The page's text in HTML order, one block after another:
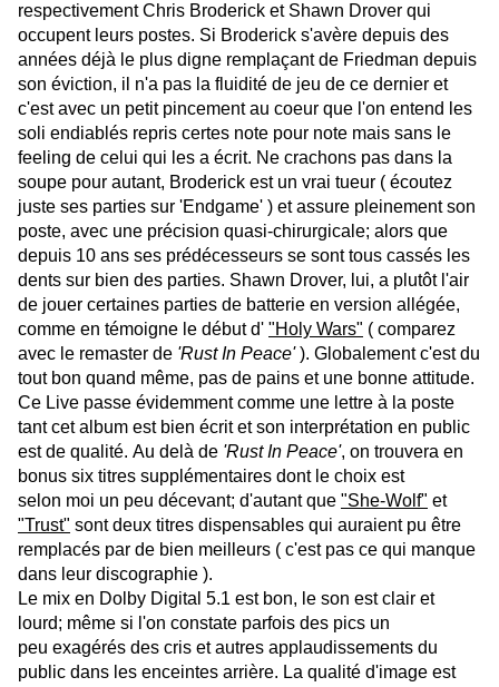
respectivement Chris Broderick et Shawn Drover qui
occupent leurs postes. Si Broderick s'avère depuis des
années déjà le plus digne remplaçant de Friedman depuis
son éviction, il n'a pas la fluidité de jeu de ce dernier et
c'est avec un petit pincement au coeur que l'on entend les
soli endiablés repris certes note pour note mais sans le
feeling de celui qui les a écrit. Ne crachons pas dans la
soupe pour autant, Broderick est un vrai tueur ( écoutez
juste ses parties sur 'Endgame' ) et assure pleinement son
poste, avec une précision quasi-chirurgicale; alors que
depuis 10 ans ses prédécesseurs se sont tous cassés les
dents sur bien des parties. Shawn Drover, lui, a plutôt l'air
de jouer certaines parties de batterie en version allégée,
comme en témoigne le début d' "Holy Wars" ( comparez
avec le remaster de 'Rust In Peace'). Globalement c'est du
tout bon quand même, pas de pains et une bonne attitude.
Ce Live passe évidemment comme une lettre à la poste
tant cet album est bien écrit et son interprétation en public
est de qualité. Au delà de 'Rust In Peace', on trouvera en
bonus six titres supplémentaires dont le choix est
selon moi un peu décevant; d'autant que "She-Wolf" et
"Trust" sont deux titres dispensables qui auraient pu être
remplacés par de bien meilleurs ( c'est pas ce qui manque
dans leur discographie ).
Le mix en Dolby Digital 5.1 est bon, le son est clair et
lourd; même si l'on constate parfois des pics un
peu exagérés des cris et autres applaudissements du
public dans les enceintes arrière. La qualité d'image est